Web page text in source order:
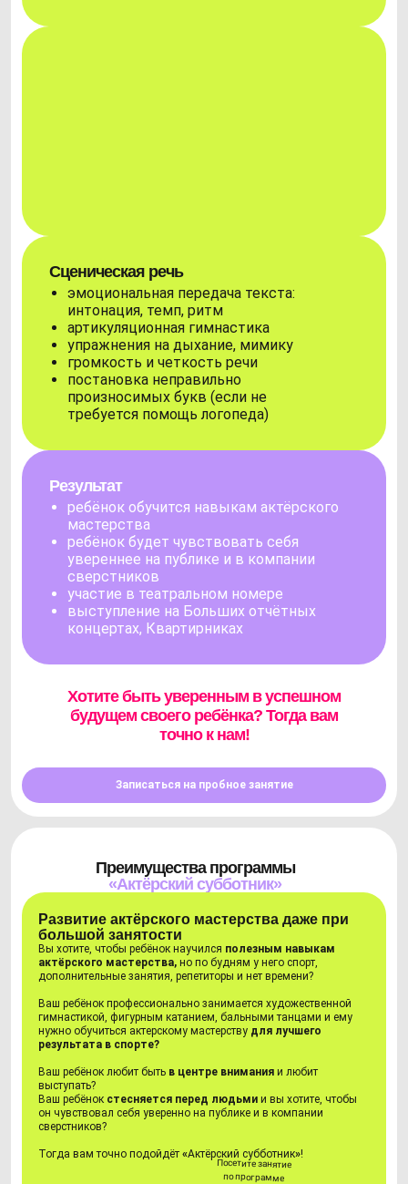
Сценическая речь
эмоциональная передача текста:
интонация, темп, ритм
артикуляционная гимнастика
упражнения на дыхание, мимику
громкость и четкость речи
постановка неправильно
произносимых букв (если не
требуется помощь логопеда)
Результат
ребёнок обучится навыкам актёрского
мастерства
ребёнок будет чувствовать себя
увереннее на публике и в компании
сверстников
участие в театральном номере
выступление на Больших отчётных
концертах, Квартирниках
Хотите быть уверенным в успешном
будущем своего ребёнка? Тогда вам
точно к нам!
Записаться на пробное занятие
Преимущества программы
«Актёрский субботник»
Развитие актёрского мастерства даже при
большой занятости
Вы хотите, чтобы ребёнок научился полезным навыкам
актёрского мастерства, но по будням у него спорт,
дополнительные занятия, репетиторы и нет времени?
Ваш ребёнок профессионально занимается художественной
гимнастикой, фигурным катанием, бальными танцами и ему
нужно обучиться актерскому мастерству для лучшего
результата в спорте?
Ваш ребёнок любит быть в центре внимания и любит
выступать?
Ваш ребёнок стесняется перед людьми и вы хотите, чтобы
он чувствовал себя уверенно на публике и в компании
сверстников?
Тогда вам точно подойдёт «Актёрский субботник»!
Посетите занятие
по программе